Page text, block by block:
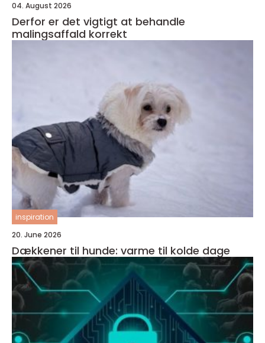
04. August 2026
Derfor er det vigtigt at behandle
malingsaffald korrekt
inspiration
20. June 2026
Dækkener til hunde: varme til kolde dage